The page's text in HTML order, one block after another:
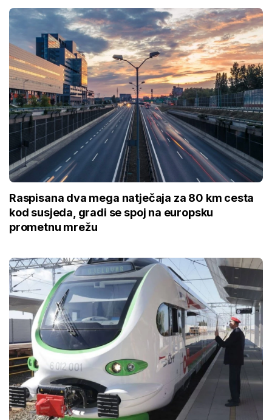
Raspisana dva mega natječaja za 80 km cesta
kod susjeda, gradi se spoj na europsku
prometnu mrežu